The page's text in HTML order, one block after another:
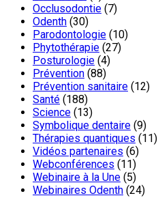
Occlusodontie (7)
Odenth (30)
Parodontologie (10)
Phytothérapie (27)
Posturologie (4)
Prévention (88)
Prévention sanitaire (12)
Santé (188)
Science (13)
Symbolique dentaire (9)
Thérapies quantiques (11)
Vidéos partenaires (6)
Webconférences (11)
Webinaire à la Une (5)
Webinaires Odenth (24)